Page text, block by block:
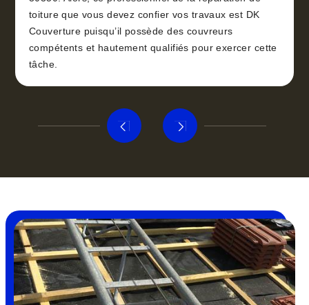
toiture que vous devez confier vos travaux est DK
Couverture puisqu’il possède des couvreurs
compétents et hautement qualifiés pour exercer cette
tâche.